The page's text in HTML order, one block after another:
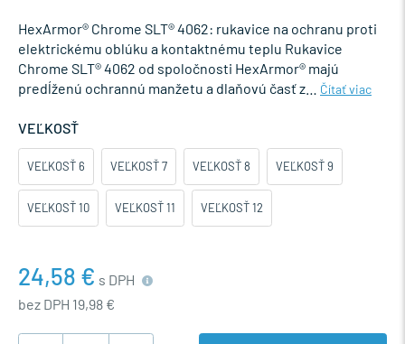
HexArmor® Chrome SLT® 4062: rukavice na ochranu proti
elektrickému oblúku a kontaktnému teplu Rukavice
Chrome SLT® 4062 od spoločnosti HexArmor® majú
predĺženú ochrannú manžetu a dlaňovú časť z…
Čítať viac
VEĽKOSŤ
VEĽKOSŤ 6 VEĽKOSŤ 7 VEĽKOSŤ 8 VEĽKOSŤ 9
VEĽKOSŤ 10 VEĽKOSŤ 11 VEĽKOSŤ 12
24,58 € s DPH
bez DPH 19,98 €